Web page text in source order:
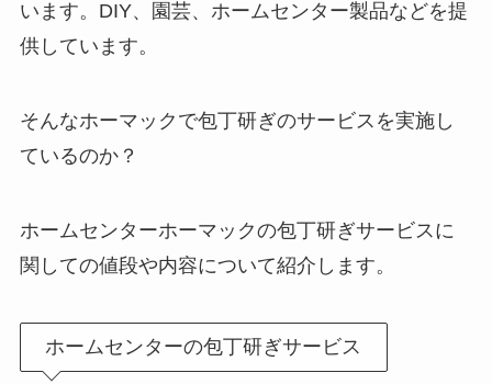
います。DIY、園芸、ホームセンター製品などを提
供しています。
そんなホーマックで包丁研ぎのサービスを実施し
ているのか？
ホームセンターホーマックの包丁研ぎサービスに
関しての値段や内容について紹介します。
ホームセンターの包丁研ぎサービス